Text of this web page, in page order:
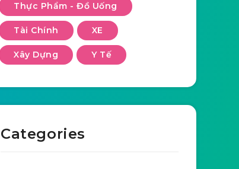
Thực Phẩm - Đồ Uống
Tài Chính XE
Xây Dựng Y Tế
Categories